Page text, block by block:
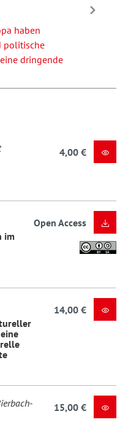
haben
politische
dringende
4,00 €
im
Open Access
14,00 €
15,00 €